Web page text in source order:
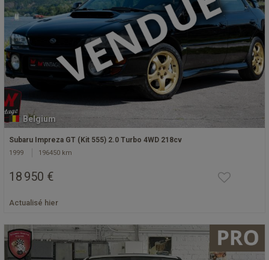
Belgium
Subaru Impreza GT (Kit 555) 2.0 Turbo 4WD 218cv
1999 196450 km
18 950 €
Actualisé hier